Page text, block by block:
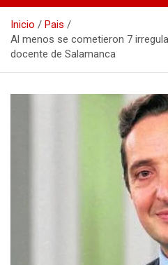
Inicio
Pais
Al menos se cometieron 7
docente de Salamanca